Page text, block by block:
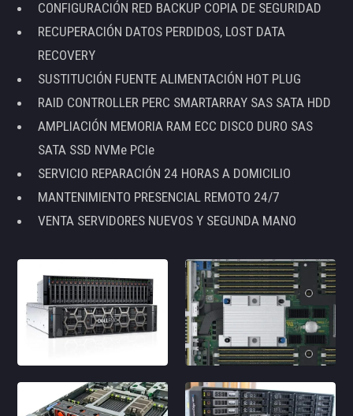
CONFIGURACIÓN RED BACKUP COPIA DE SEGURIDAD
RECUPERACIÓN DATOS PERDIDOS, LOST DATA
RECOVERY
SUSTITUCIÓN FUENTE ALIMENTACIÓN HOT PLUG
RAID CONTROLLER PERC SMARTARRAY SAS SATA HDD
AMPLIACIÓN MEMORIA RAM ECC DISCO DURO SAS
SATA SSD NVMe PCIe
SERVICIO REPARACIÓN 24 HORAS A DOMICILIO
MANTENIMIENTO PRESENCIAL REMOTO 24/7
VENTA SERVIDORES NUEVOS Y SEGUNDA MANO